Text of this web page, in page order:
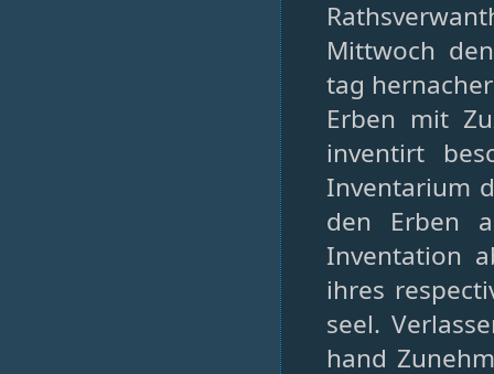
Mittwoch
tag
Erben mit
inventirt
Inventarium
den Erben
Inventation
ihres
seel.
hand